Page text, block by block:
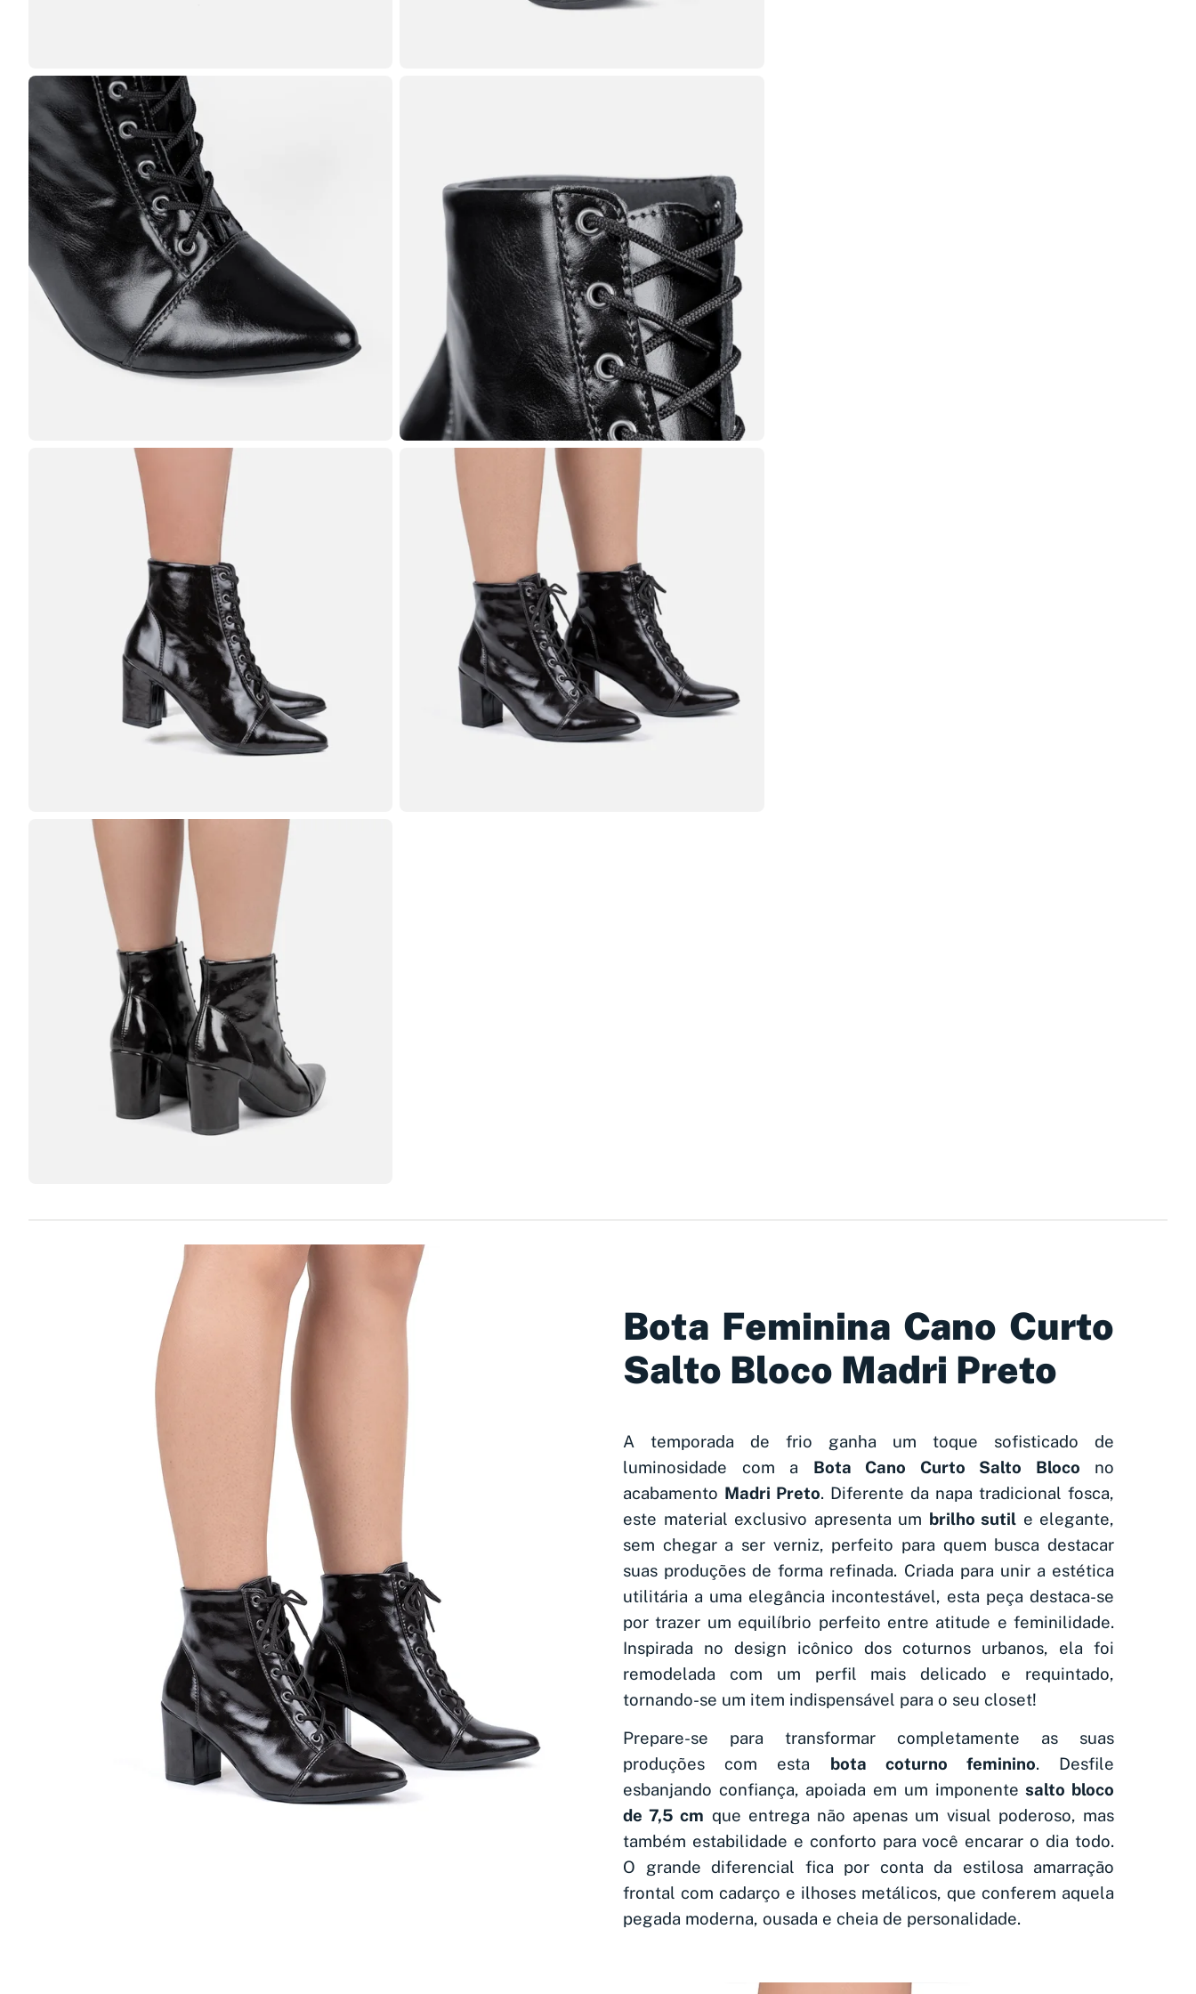
Bota Feminina Cano Curto
Salto Bloco Madri Preto
A temporada de frio ganha um toque sofisticado de
luminosidade com a Bota Cano Curto Salto Bloco no
acabamento Madri Preto. Diferente da napa tradicional fosca,
este material exclusivo apresenta um brilho sutil e elegante,
sem chegar a ser verniz, perfeito para quem busca destacar
suas produções de forma refinada. Criada para unir a estética
utilitária a uma elegância incontestável, esta peça destaca-se
por trazer um equilíbrio perfeito entre atitude e feminilidade.
Inspirada no design icônico dos coturnos urbanos, ela foi
remodelada com um perfil mais delicado e requintado,
tornando-se um item indispensável para o seu closet!
Prepare-se para transformar completamente as suas
produções com esta bota coturno feminino. Desfile
esbanjando confiança, apoiada em um imponentesalto bloco
de 7,5 cm que entrega não apenas um visual poderoso, mas
também estabilidade e conforto para você encarar o dia todo.
O grande diferencial fica por conta da estilosa amarração
frontal com cadarço e ilhoses metálicos, que conferem aquela
pegada moderna, ousada e cheia de personalidade.